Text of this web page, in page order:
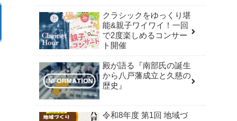
クラシックをゆっくり堪
能&親子ワイワイ！一回
で2度楽しめるコンサー
ト開催
殿が語る『南部氏の誕生
から八戸藩成立と久慈の
歴史』
令和8年度 第1回 地域づ